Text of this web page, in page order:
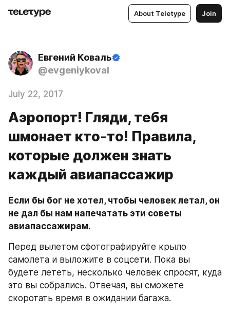
About Teletype Join
Евгений Коваль
@evgeniykoval
July 22, 2017
Аэропорт! Гляди, тебя
шмонает кто-то! Правила,
которые должен знать
каждый авиапассажир
Если бы бог не хотел, чтобы человек летал, он
не дал бы нам напечатать эти советы
авиапассажирам.
Перед вылетом сфотографируйте крыло
самолета и выложите в соцсети. Пока вы
будете лететь, несколько человек спросят, куда
это вы собрались. Отвечая, вы сможете
скоротать время в ожидании багажа.